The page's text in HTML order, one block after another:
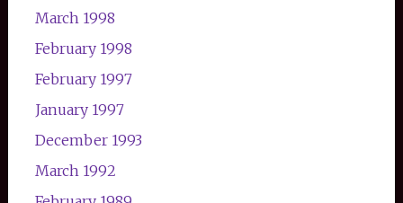
March 1998
February 1998
February 1997
January 1997
December 1993
March 1992